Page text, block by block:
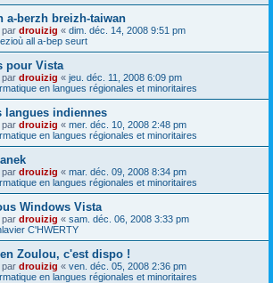
a-berzh breizh-taiwan
par drouizig « dim. déc. 14, 2008 9:51 pm
all a-bep seurt
pour Vista
par drouizig « jeu. déc. 11, 2008 6:09 pm
en langues régionales et minoritaires
langues indiennes
par drouizig « mer. déc. 10, 2008 2:48 pm
en langues régionales et minoritaires
par drouizig « mar. déc. 09, 2008 8:34 pm
en langues régionales et minoritaires
Windows Vista
par drouizig « sam. déc. 06, 2008 3:33 pm
C'HWERTY
Zoulou, c'est dispo !
par drouizig « ven. déc. 05, 2008 2:36 pm
en langues régionales et minoritaires